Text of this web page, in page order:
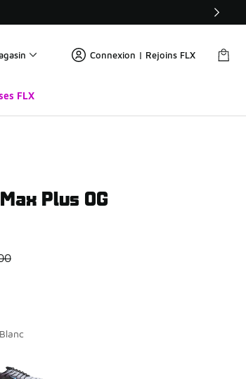
Connexion | Rejoins FLX
FLX
Plus OG
solde. Le prix est passé de $235.00 à